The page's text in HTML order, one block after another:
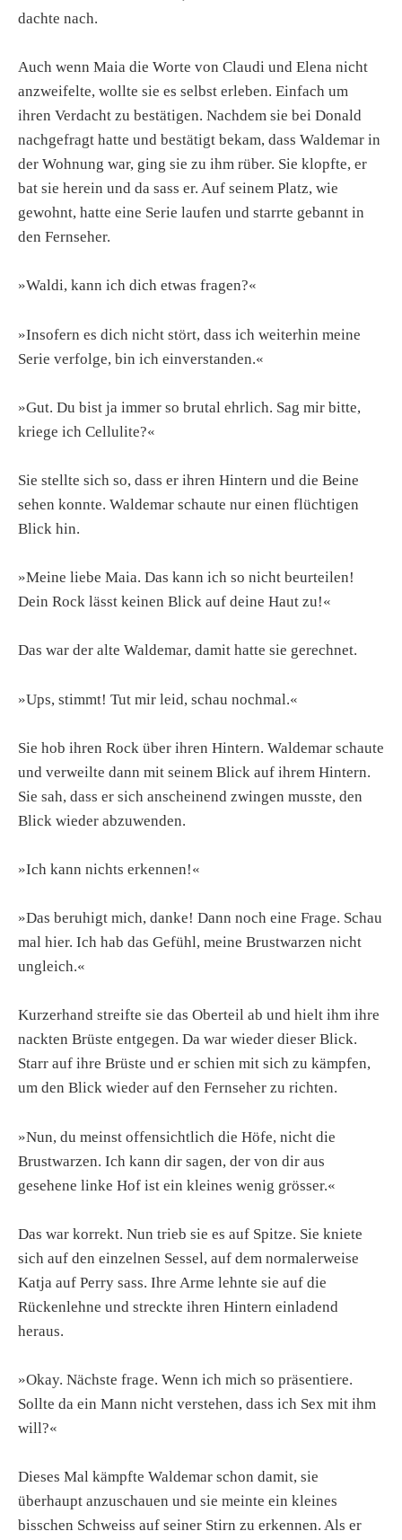
dachte nach.
Auch wenn Maia die Worte von Claudi und Elena nicht
anzweifelte, wollte sie es selbst erleben. Einfach um
ihren Verdacht zu bestätigen. Nachdem sie bei Donald
nachgefragt hatte und bestätigt bekam, dass Waldemar in
der Wohnung war, ging sie zu ihm rüber. Sie klopfte, er
bat sie herein und da sass er. Auf seinem Platz, wie
gewohnt, hatte eine Serie laufen und starrte gebannt in
den Fernseher.
»Waldi, kann ich dich etwas fragen?«
»Insofern es dich nicht stört, dass ich weiterhin meine
Serie verfolge, bin ich einverstanden.«
»Gut. Du bist ja immer so brutal ehrlich. Sag mir bitte,
kriege ich Cellulite?«
Sie stellte sich so, dass er ihren Hintern und die Beine
sehen konnte. Waldemar schaute nur einen flüchtigen
Blick hin.
»Meine liebe Maia. Das kann ich so nicht beurteilen!
Dein Rock lässt keinen Blick auf deine Haut zu!«
Das war der alte Waldemar, damit hatte sie gerechnet.
»Ups, stimmt! Tut mir leid, schau nochmal.«
Sie hob ihren Rock über ihren Hintern. Waldemar schaute
und verweilte dann mit seinem Blick auf ihrem Hintern.
Sie sah, dass er sich anscheinend zwingen musste, den
Blick wieder abzuwenden.
»Ich kann nichts erkennen!«
»Das beruhigt mich, danke! Dann noch eine Frage. Schau
mal hier. Ich hab das Gefühl, meine Brustwarzen nicht
ungleich.«
Kurzerhand streifte sie das Oberteil ab und hielt ihm ihre
nackten Brüste entgegen. Da war wieder dieser Blick.
Starr auf ihre Brüste und er schien mit sich zu kämpfen,
um den Blick wieder auf den Fernseher zu richten.
»Nun, du meinst offensichtlich die Höfe, nicht die
Brustwarzen. Ich kann dir sagen, der von dir aus
gesehene linke Hof ist ein kleines wenig grösser.«
Das war korrekt. Nun trieb sie es auf Spitze. Sie kniete
sich auf den einzelnen Sessel, auf dem normalerweise
Katja auf Perry sass. Ihre Arme lehnte sie auf die
Rückenlehne und streckte ihren Hintern einladend
heraus.
»Okay. Nächste frage. Wenn ich mich so präsentiere.
Sollte da ein Mann nicht verstehen, dass ich Sex mit ihm
will?«
Dieses Mal kämpfte Waldemar schon damit, sie
überhaupt anzuschauen und sie meinte ein kleines
bisschen Schweiss auf seiner Stirn zu erkennen. Als er